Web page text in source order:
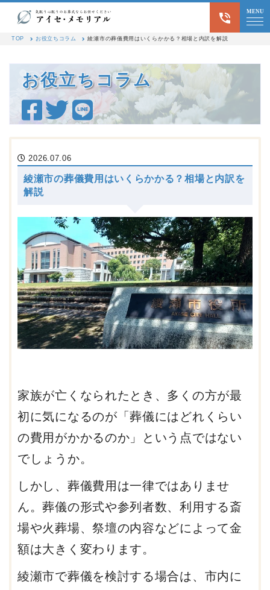
MENU
綾瀬市の葬儀費用はいくら
TOP お役立ちコラム 綾瀬市の葬儀費用はいくらかかる？相場と内訳を解説
お役立ちコラム
2026.07.06
綾瀬市の葬儀費用はいくらかかる？相場と内訳を
解説
家族が亡くなられたとき、多くの方が最
初に気になるのが「葬儀にはどれくらい
の費用がかかるのか」という点ではない
でしょうか。
しかし、葬儀費用は一律ではありませ
ん。葬儀の形式や参列者数、利用する斎
場や火葬場、祭壇の内容などによって金
額は大きく変わります。
綾瀬市で葬儀を検討する場合は、市内に